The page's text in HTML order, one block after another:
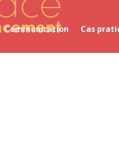
Communication Cas